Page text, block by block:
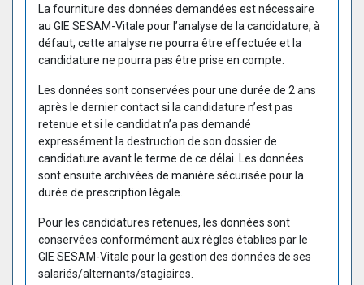
La fourniture des données demandées est nécessaire
au GIE SESAM-Vitale pour l’analyse de la candidature, à
défaut, cette analyse ne pourra être effectuée et la
candidature ne pourra pas être prise en compte.
Les données sont conservées pour une durée de 2 ans
après le dernier contact si la candidature n’est pas
retenue et si le candidat n’a pas demandé
expressément la destruction de son dossier de
candidature avant le terme de ce délai. Les données
sont ensuite archivées de manière sécurisée pour la
durée de prescription légale.
Pour les candidatures retenues, les données sont
conservées conformément aux règles établies par le
GIE SESAM-Vitale pour la gestion des données de ses
salariés/alternants/stagiaires.